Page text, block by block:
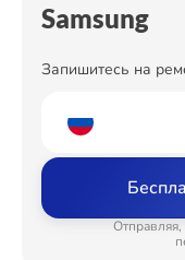
Ремонт цепи питания
Ремонт динамика
Samsung
Запишитесь на